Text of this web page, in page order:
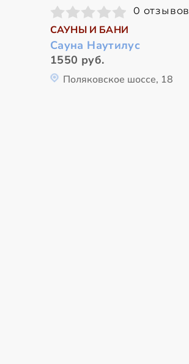
0 отзывов
САУНЫ И БАНИ
Сауна Наутилус
1550 руб.
Поляковское шоссе, 18